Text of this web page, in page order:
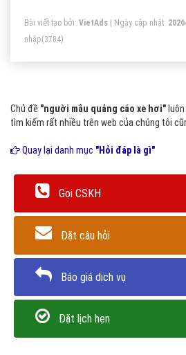
cách trực tiếp tương tác với người
Bài viết tạo bởi: VietAds | Ngày cập nhật:
nhập(3784)
Chủ đề "người mẫu quảng cáo xe hơi"
tìm kiếm rất nhiều trên web của chúng tôi
Quay lại danh mục "Hỏi đáp là gì"
Gọi CSKH
Đặt câu hỏi
Báo giá dịch vụ
Đặt lịch hẹn